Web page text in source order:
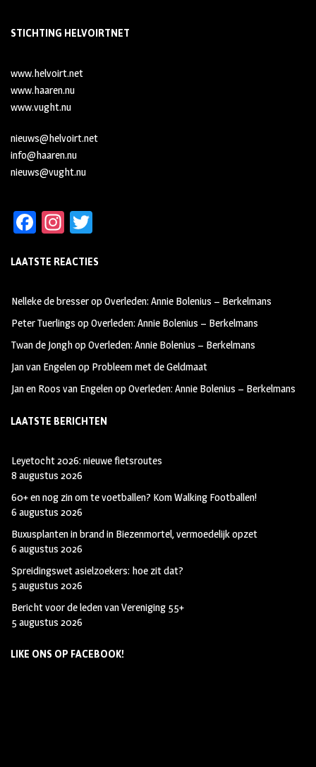
STICHTING HELVOIRTNET
www.helvoirt.net
www.haaren.nu
www.vught.nu
nieuws@helvoirt.net
info@haaren.nu
nieuws@vught.nu
Fa
b
oo
k
In
ag
m
tt
LAATSTE REACTIES
Nelleke de bresseropOverleden: Annie Bolenius – Berkelmans
Peter Tuerlings opOverleden: Annie Bolenius – Berkelmans
Twan de JonghopOverleden: Annie Bolenius – Berkelmans
Jan van Engelenop Probleem met de Geldmaat
Jan en Roos van EngelenopOverleden: Annie Bolenius – Berkelmans
LAATSTE BERICHTEN
Leyetocht 2026: nieuwe fietsroutes
8 augustus 2026
60+ en nog zin om te voetballen? Kom Walking Footballen!
6 augustus 2026
Buxusplanten in brand in Biezenmortel, vermoedelijk opzet
6 augustus 2026
Spreidingswet asielzoekers: hoe zit dat?
5 augustus 2026
Bericht voor de leden van Vereniging 55+
5 augustus 2026
LIKE ONS OP FACEBOOK!